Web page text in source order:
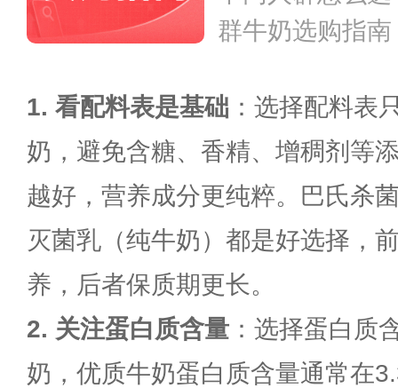
群牛奶选购指南
奶 为孩子健康
【奶制品大全
盘点 这些你都
1. 看配料表是基础 ：选择配料表
奶，避免含糖、香精、增稠剂等
越好，营养成分更纯粹。巴氏杀
灭菌乳（纯牛奶）都是好选择，
养，后者保质期更长。
2. 关注蛋白质含量 ：选择蛋白质
奶，优质牛奶蛋白质含量通常在